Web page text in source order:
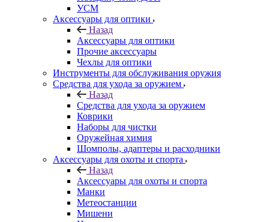
УСМ
Аксессуары для оптики
Назад
Аксессуары для оптики
Прочие аксессуары
Чехлы для оптики
Инструменты для обслуживания оружия
Средства для ухода за оружием
Назад
Средства для ухода за оружием
Коврики
Наборы для чистки
Оружейная химия
Шомполы, адаптеры и расходники
Аксессуары для охоты и спорта
Назад
Аксессуары для охоты и спорта
Манки
Метеостанции
Мишени